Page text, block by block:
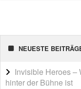
NEUESTE
Invisible Heroes –
hinter der Bühne ist